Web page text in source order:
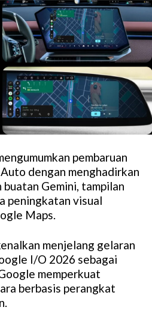
pembaruan
dengan menghadirkan
Gemini, tampilan
peningkatan visual
Maps.
menjelang gelaran
I/O 2026 sebagai
memperkuat
berbasis perangkat